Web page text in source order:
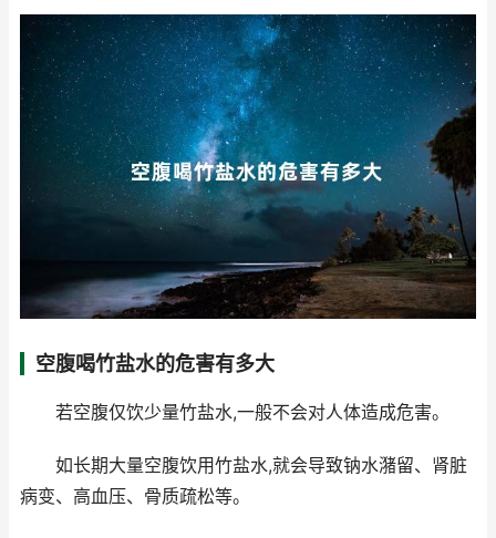
空腹喝竹盐水的危害有多大
若空腹仅饮少量竹盐水,一般不会对人体造成危害。
如长期大量空腹饮用竹盐水,就会导致钠水潴留、肾脏
病变、高血压、骨质疏松等。